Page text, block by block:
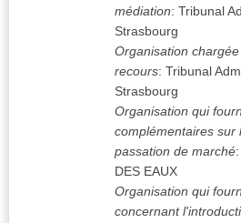
médiation: Tribunal
Strasbourg
Organisation
recours: Tribunal
Strasbourg
Organisation qui
complémentaires sur
passation de marché:
DES EAUX
Organisation qui
concernant